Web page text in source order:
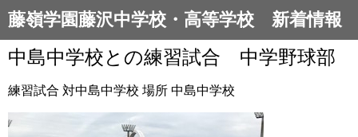
藤嶺学園藤沢中学校・高等学校 新着情報
中島中学校との練習試合 中学野球部
練習試合 対中島中学校 場所 中島中学校